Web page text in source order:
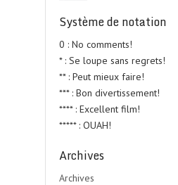
Système de notation
0 : No comments!
* : Se loupe sans regrets!
** : Peut mieux faire!
*** : Bon divertissement!
**** : Excellent film!
***** : OUAH!
Archives
Archives